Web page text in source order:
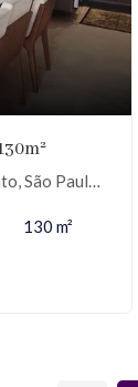
Paulo-SP
130 m²